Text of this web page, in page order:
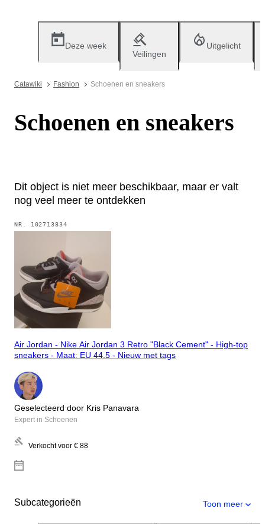
Deze week
Veilingen
Uitgelicht
Catawiki Fashion Schoenen en sneakers
Schoenen en sneakers
Dit object is niet meer beschikbaar, maar er valt
nog veel meer te ontdekken
NR. 102713834
Air Jordan - Nike Air Jordan 3 Retro "Black Cement" - High-top
sneakers - Maat: EU 44.5 - Nieuw met tags
Geselecteerd door Kris Panavara
Expert in Schoenen
Verkocht voor € 88
Subcategorieën Toon meer